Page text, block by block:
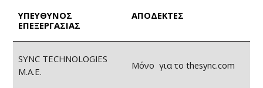
ΥΠΕΥΘΥΝΟΣ
ΕΠΕΞΕΡΓΑΣΙΑΣ
ΑΠΟΔΕΚΤΕΣ
SYNC TECHNOLOGIES
Μ.Α.Ε.
Μόνο για το thesync.com